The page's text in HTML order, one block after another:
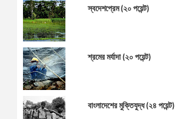
স্বদেশপ্রেম (২০ পয়েন্ট)
শ্রমের মর্যাদা (২০ পয়েন্ট)
বাংলাদেশের মুক্তিযুদ্ধ (২৪ পয়েন্ট)